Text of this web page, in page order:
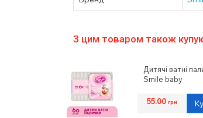
З цим товаром також
Дитячі ватні
Smile baby
55.00 грн